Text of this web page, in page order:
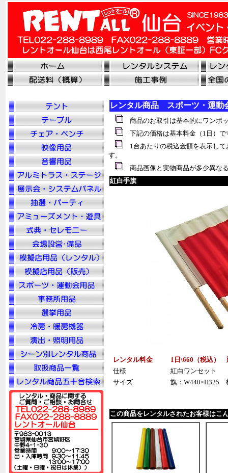
レンタル商品 スポーツ・運動
商品のお取引は基本的にワンボ
下記の価格は基本料金（1日）で
1台あたりの税込金額を表示して
す。
商品画像と実物商品が多少異な
紅白手旗
レンタル料金
1日\660（税込）
仕様
紅白ワンセット
サイズ
旗：W440×H325
この商品をレンタルされたお客様はこ